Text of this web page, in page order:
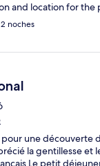
and location for the
noches
une découverte
la gentillesse et
Le petit